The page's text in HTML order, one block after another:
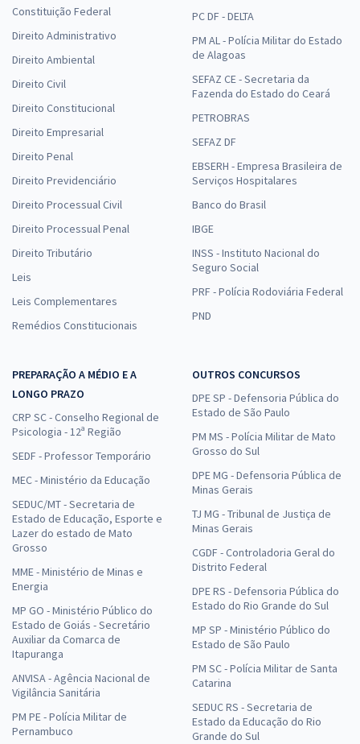
Constituição Federal
Direito Administrativo
Direito Ambiental
Direito Civil
Direito Constitucional
Direito Empresarial
Direito Penal
Direito Previdenciário
Direito Processual Civil
Direito Processual Penal
Direito Tributário
Leis
Leis Complementares
Remédios Constitucionais
PC DF - DELTA
PM AL - Polícia Militar do Estado
de Alagoas
SEFAZ CE - Secretaria da
Fazenda do Estado do Ceará
PETROBRAS
SEFAZ DF
EBSERH - Empresa Brasileira de
Serviços Hospitalares
Banco do Brasil
IBGE
INSS - Instituto Nacional do
Seguro Social
PRF - Polícia Rodoviária Federal
PND
PREPARAÇÃO A MÉDIO E A
LONGO PRAZO
CRP SC - Conselho Regional de
Psicologia - 12ª Região
SEDF - Professor Temporário
MEC - Ministério da Educação
SEDUC/MT - Secretaria de
Estado de Educação, Esporte e
Lazer do estado de Mato
Grosso
MME - Ministério de Minas e
Energia
MP GO - Ministério Público do
Estado de Goiás - Secretário
Auxiliar da Comarca de
Itapuranga
ANVISA - Agência Nacional de
Vigilância Sanitária
PM PE - Polícia Militar de
Pernambuco
OUTROS CONCURSOS
DPE SP - Defensoria Pública do
Estado de São Paulo
PM MS - Polícia Militar de Mato
Grosso do Sul
DPE MG - Defensoria Pública de
Minas Gerais
TJ MG - Tribunal de Justiça de
Minas Gerais
CGDF - Controladoria Geral do
Distrito Federal
DPE RS - Defensoria Pública do
Estado do Rio Grande do Sul
MP SP - Ministério Público do
Estado de São Paulo
PM SC - Polícia Militar de Santa
Catarina
SEDUC RS - Secretaria de
Estado da Educação do Rio
Grande do Sul